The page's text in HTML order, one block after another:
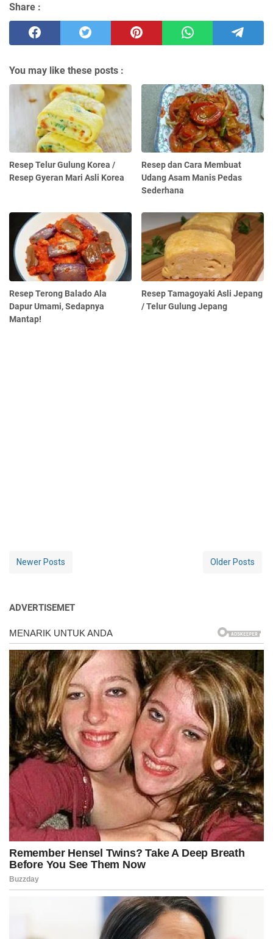
Share :
You may like these posts :
Resep Telur Gulung Korea /
Resep Gyeran Mari Asli Korea
Resep dan Cara Membuat
Udang Asam Manis Pedas
Sederhana
Resep Terong Balado Ala
Dapur Umami, Sedapnya
Mantap!
Resep Tamagoyaki Asli Jepang
/ Telur Gulung Jepang
Newer Posts Older Posts
ADVERTISEMET